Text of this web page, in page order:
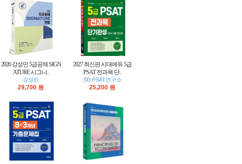
2026 강성민 5급공채 SIGN
ATURE 시그니..
강성민
29,700 원
2027 최신판 시대에듀 5급
PSAT 전과목 단..
SD PSAT연구소
25,200 원